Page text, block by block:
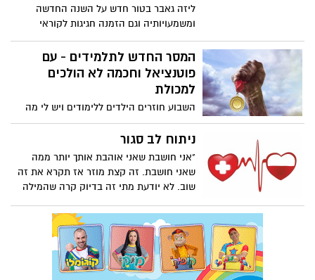
ליזה גאבר בטור חדש על השנה החדשה
ומשמעויותיה וגם הזמנה חגיגות לקוראי
אשדוד נט- מפגש יוגה ביום ראשון (ערב ראש
מיעמי הטיילת 10 (מאחורי אולם בל מר) בואו
לבושים בלבן.
המסר החדש לתלמידים - עם
פוטנציאל וחכמה לא הולכים
למכולת
השבוע חוזרים הילדים ללימודים ויש לי מה
להגיד להם ו/או להורים: נגמר העידן של
החכמים והתחיל העידן של המצטיינים! מי הם
המצטיינים? המצטיינים (בכל תחומי החיים)
הם אלו שמשקיעים. היום כדי להצליח לא
צריך להיות חכם או לא מספיק להיות ככזה.
שמרוכז למטרה...הוא זה שיצליח בכל אשר
ילך.
ניתוח לב סגור
"אני חושבת שאני אוהבת אותך יותר ממה
שאני חושבת. זה קצת מוזר אז תקרא את זה
שוב. לא יודעת מתי זה בדיוק קרה שהמילה
שאסור לומר, או לפחות עדיף שלא לומר"...
לא סקסי לרצות אהבה. האמנם? פוסט חדש.